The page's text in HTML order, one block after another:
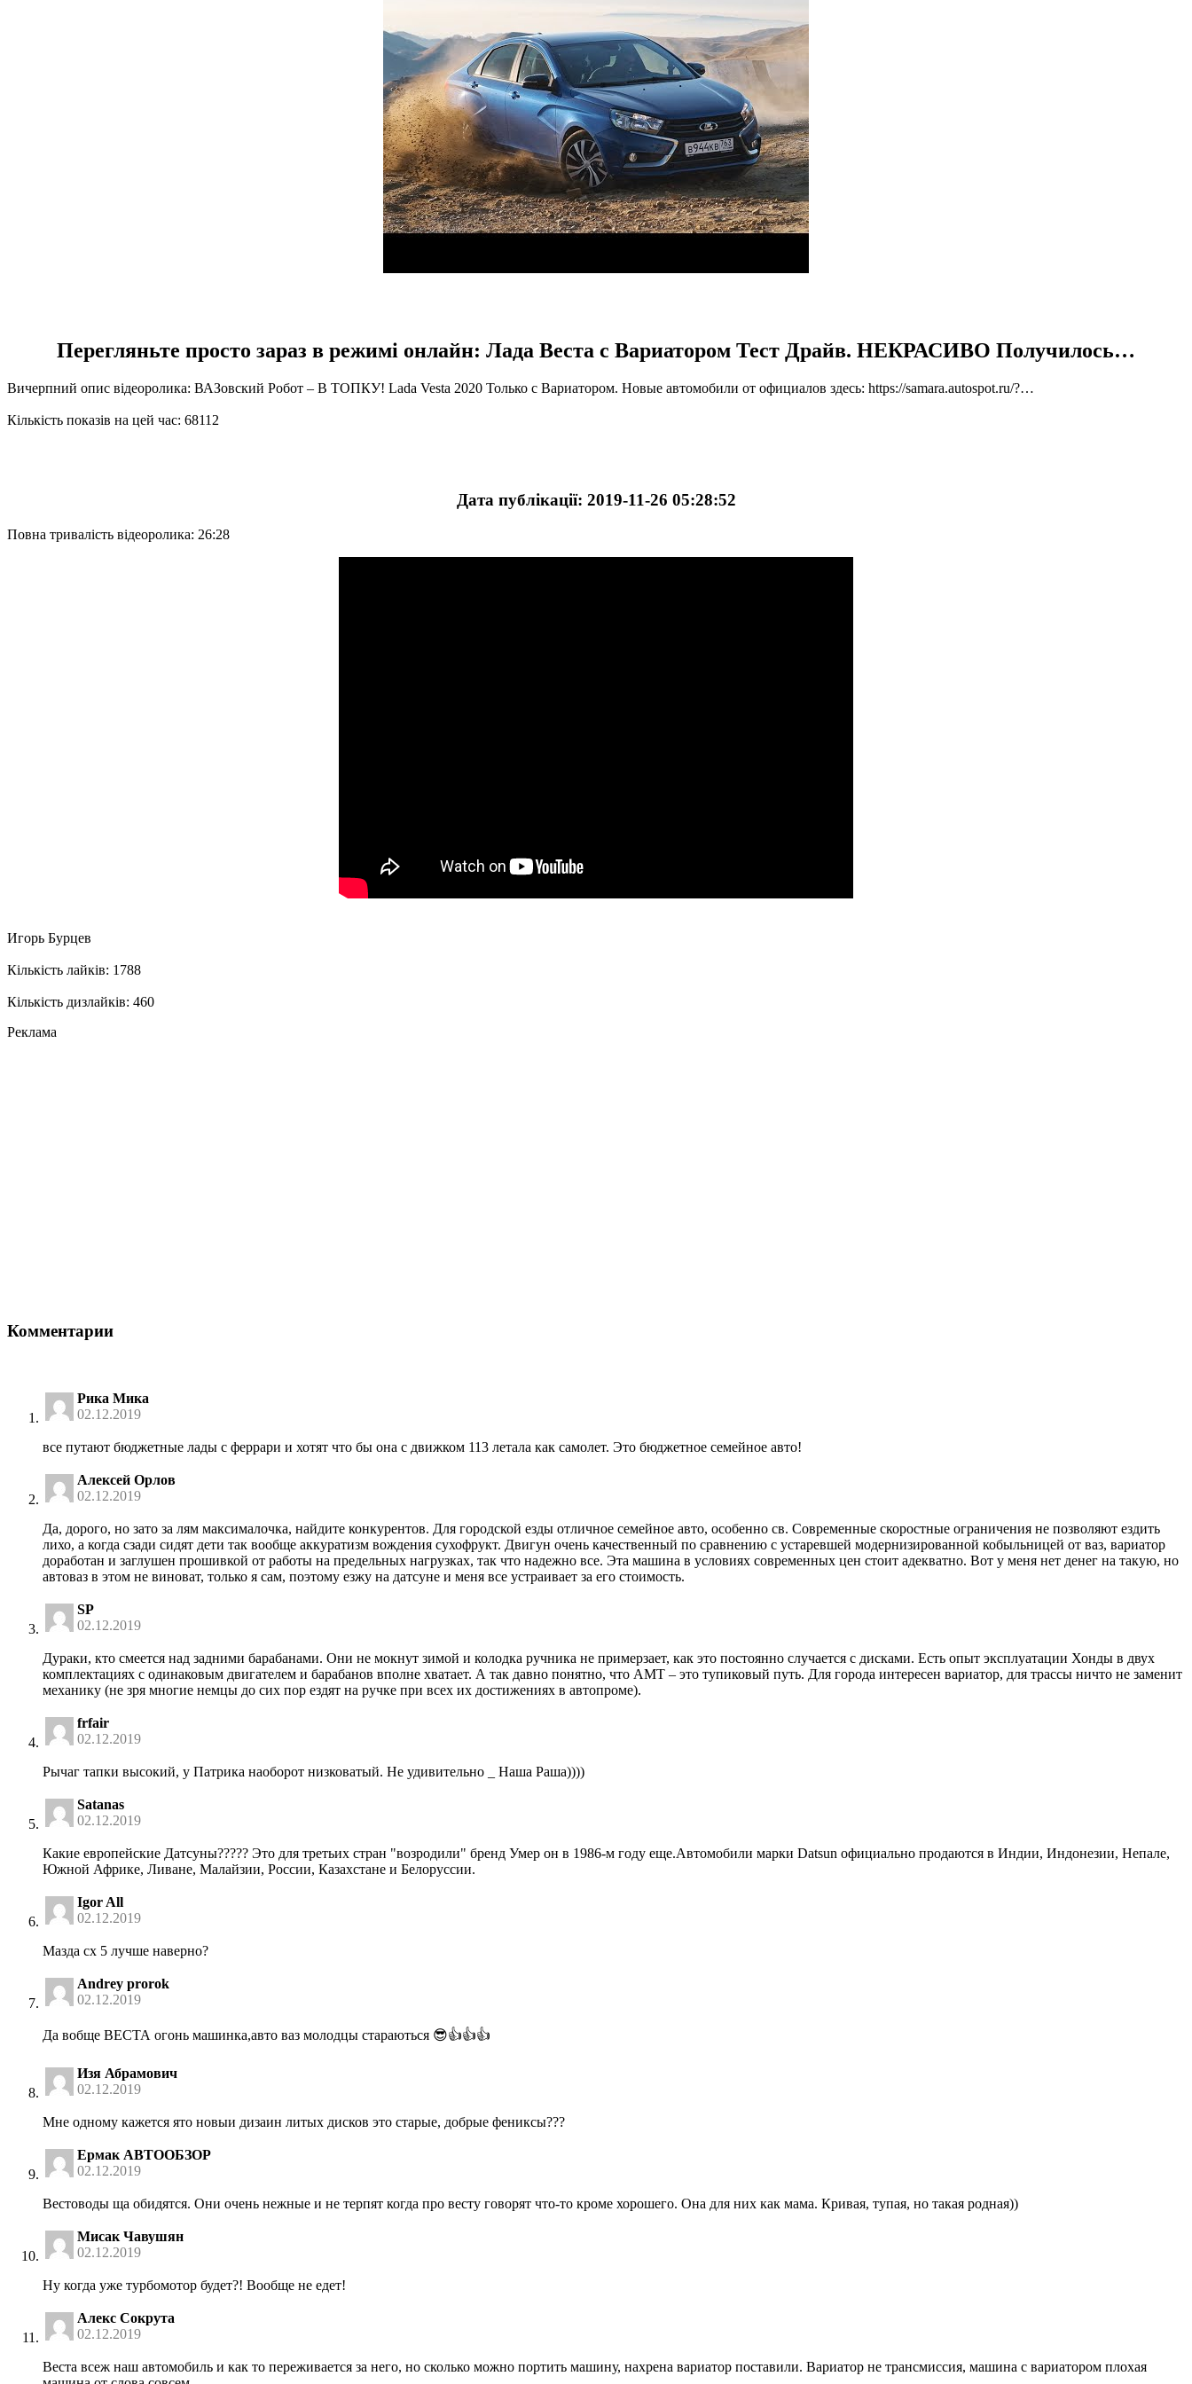
Перегляньте просто зараз в режимі онлайн: Лада Веста с Вариатором Тест Драйв. НЕКРАСИВО Получилось…
Вичерпний опис відеоролика: ВАЗовский Робот – В ТОПКУ! Lada Vesta 2020 Только с Вариатором. Новые автомобили от официалов здесь: https://samara.autospot.ru/?…
Кількість показів на цей час: 68112
Дата публікації: 2019-11-26 05:28:52
Повна тривалість відеоролика: 26:28
Игорь Бурцев
Кількість лайків: 1788
Кількість дизлайків: 460
Реклама
Комментарии
Рика Мика
02.12.2019
все путают бюджетные лады с феррари и хотят что бы она с движком 113 летала как самолет. Это бюджетное семейное авто!
Алексей Орлов
02.12.2019
Да, дорого, но зато за лям максималочка, найдите конкурентов. Для городской езды отличное семейное авто, особенно св. Современные скоростные ограничения не позволяют ездить
лихо, а когда сзади сидят дети так вообще аккуратизм вождения сухофрукт. Двигун очень качественный по сравнению с устаревшей модернизированной кобыльницей от ваз, вариатор
доработан и заглушен прошивкой от работы на предельных нагрузках, так что надежно все. Эта машина в условиях современных цен стоит адекватно. Вот у меня нет денег на такую, но
автоваз в этом не виноват, только я сам, поэтому езжу на датсуне и меня все устраивает за его стоимость.
SP
02.12.2019
Дураки, кто смеется над задними барабанами. Они не мокнут зимой и колодка ручника не примерзает, как это постоянно случается с дисками. Есть опыт эксплуатации Хонды в двух
комплектациях с одинаковым двигателем и барабанов вполне хватает. А так давно понятно, что АМТ – это тупиковый путь. Для города интересен вариатор, для трассы ничто не заменит
механику (не зря многие немцы до сих пор ездят на ручке при всех их достижениях в автопроме).
frfair
02.12.2019
Рычаг тапки высокий, у Патрика наоборот низковатый. Не удивительно _ Наша Раша))))
Satanas
02.12.2019
Какие европейские Датсуны????? Это для третьих стран "возродили" бренд Умер он в 1986-м году еще.Автомобили марки Datsun официально продаются в Индии, Индонезии, Непале,
Южной Африке, Ливане, Малайзии, России, Казахстане и Белоруссии.
Igor All
02.12.2019
Мазда сх 5 лучше наверно?
Andrey prorok
02.12.2019
Да вобще ВЕСТА огонь машинка,авто ваз молодцы стараються 😎👍👍👍
Изя Абрамович
02.12.2019
Мне одному кажется ято новыи дизаин литых дисков это старые, добрые фениксы???
Ермак АВТООБЗОР
02.12.2019
Вестоводы ща обидятся. Они очень нежные и не терпят когда про весту говорят что-то кроме хорошего. Она для них как мама. Кривая, тупая, но такая родная))
Мисак Чавушян
02.12.2019
Ну когда уже турбомотор будет?! Вообще не едет!
Алекс Сокрута
02.12.2019
Веста всеж наш автомобиль и как то переживается за него, но сколько можно портить машину, нахрена вариатор поставили. Вариатор не трансмиссия, машина с вариатором плохая